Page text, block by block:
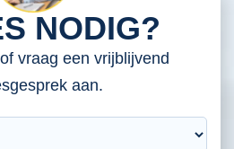
NODIG?
vraag een vrijblijvend
aan.